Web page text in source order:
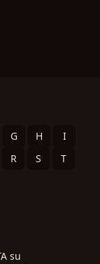
G H
I
R S
T
su